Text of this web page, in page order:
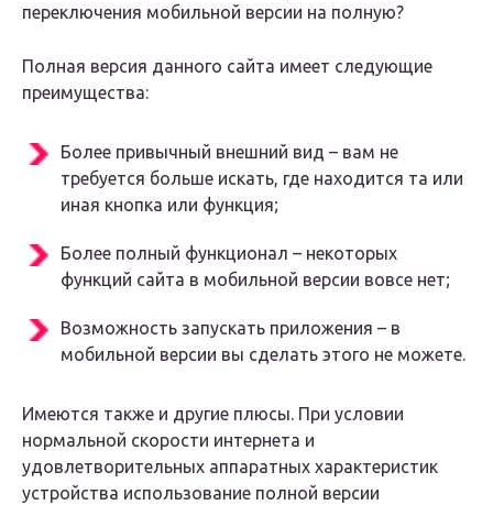
переключения мобильной версии на полную?
Полная версия данного сайта имеет следующие
преимущества:
Более привычный внешний вид – вам не
требуется больше искать, где находится та или
иная кнопка или функция;
Более полный функционал – некоторых
функций сайта в мобильной версии вовсе нет;
Возможность запускать приложения – в
мобильной версии вы сделать этого не можете.
Имеются также и другие плюсы. При условии
нормальной скорости интернета и
удовлетворительных аппаратных характеристик
устройства использование полной версии